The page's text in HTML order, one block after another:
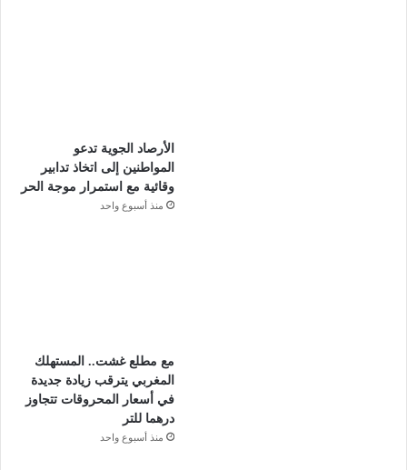
الأرصاد الجوية تدعو
المواطنين إلى اتخاذ تدابير
وقائية مع استمرار موجة الحر
منذ أسبوع واحد
مع مطلع غشت.. المستهلك
المغربي يترقب زيادة جديدة
في أسعار المحروقات تتجاوز
درهما للتر
منذ أسبوع واحد